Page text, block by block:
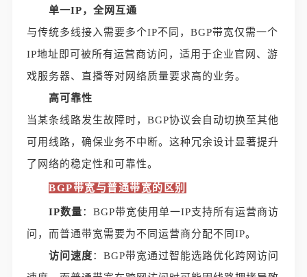
单一IP，全网互通
与传统多线接入需要多个IP不同，BGP带宽仅需一个
IP地址即可被所有运营商访问，适用于企业官网、游
戏服务器、直播等对网络质量要求高的业务。
高可靠性
当某条线路发生故障时，BGP协议会自动切换至其他
可用线路，确保业务不中断。这种冗余设计显著提升
了网络的稳定性和可靠性。
BGP带宽与普通带宽的区别
IP数量：BGP带宽使用单一IP支持所有运营商访
问，而普通带宽需要为不同运营商分配不同IP。
访问速度：BGP带宽通过智能选路优化跨网访问